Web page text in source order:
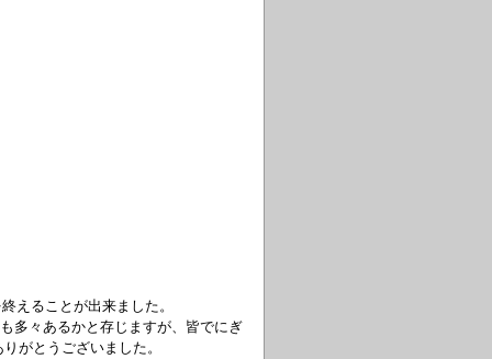
えることが出来ました。
多々あるかと存じますが、皆でにぎ
がとうございました。